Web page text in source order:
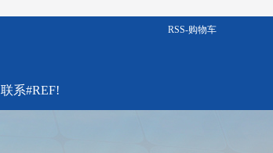
RSS-购物车
联系#REF!